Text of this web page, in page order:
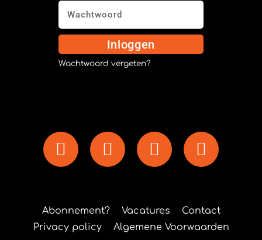
Inloggen
Wachtwoord vergeten?
Abonnement? Vacatures
Contact
Privacy policy
Algemene Voorwaarden